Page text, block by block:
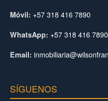
Móvil: +57 318 416 7890
WhatsApp: +57 318 416 7890
Email:
SÍGUENOS